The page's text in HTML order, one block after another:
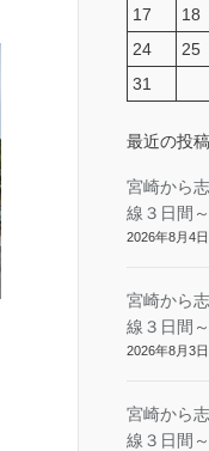
17 18
24
25
31
最近の投稿
宮崎から
線３日間
2026年8月4日
宮崎から
線３日間
2026年8月3日
宮崎から
線３日間